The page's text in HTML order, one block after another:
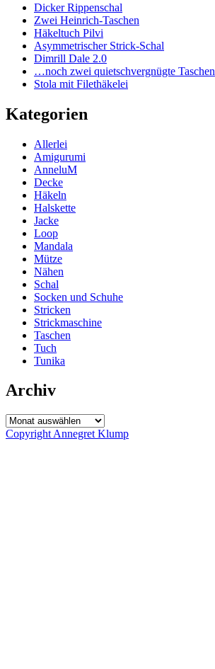
Dicker Rippenschal
Zwei Heinrich-Taschen
Häkeltuch Pilvi
Asymmetrischer Strick-Schal
Dimrill Dale 2.0
…noch zwei quietschvergnügte Taschen
Stola mit Filethäkelei
Kategorien
Allerlei
Amigurumi
AnneluM
Decke
Häkeln
Halskette
Jacke
Loop
Mandala
Mütze
Nähen
Schal
Socken und Schuhe
Stricken
Strickmaschine
Taschen
Tuch
Tunika
Archiv
Archiv
Copyright Annegret Klump